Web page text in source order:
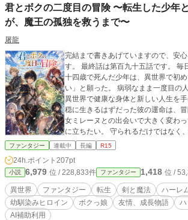
君とボクの二度目の冒険 〜転生した少年
が、魔王の孤独を救うまで〜
屠龍
完結まで書きあげていますので、安
す。 最終話は第百九十五話です。 毎
十四歳で死んだ少年は、異世界で初
い」と願った。 病弱なまま一度目の人生を終えたユキナは、
異世界で健康な身体と新しい人生を
穏に生きるはずだった彼の運命は、
女ミレーヌとの出会いで大きく変わっていく。
に立ちたい。 守られるだけではなく
い。 その願いを胸に、ユキナは剣を取り、仲間たちと広い世
される人々との出会い、そして勇者
た。 これは、何もできずに終わった少年が、大切な少女とと
もに未来を選び取る物語。 ハーレムなし。 病弱だった少年
が、大切な人の隣に立つために歩き出
譚。 ※本作は最終話まで執筆済みです。最後までお付き合い
ファンタジー 連載中 長編 R15
24h.ポイント 207pt
小説 6,979 位 / 228,833件 ファンタジー 1,418 位 /
異世界 ファンタジー 転生 剣と魔法
ハーレ
幼馴染みヒロイン
ボクっ娘 友情、成長物語
ハ
AI補助利用